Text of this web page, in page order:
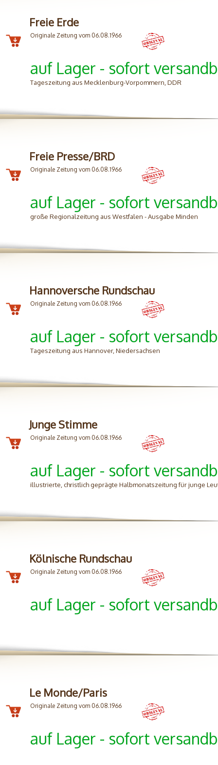
Freie Erde
Originale Zeitung vom 06.08.1966
auf Lager - sofort
Tageszeitung aus Mecklenburg-Vorpommern, DDR
Freie Presse/BRD
Originale Zeitung vom 06.08.1966
auf Lager - sofort
große Regionalzeitung aus Westfalen - Ausgabe Minden
Hannoversche Rundschau
Originale Zeitung vom 06.08.1966
auf Lager - sofort
Tageszeitung aus Hannover, Niedersachsen
Junge Stimme
Originale Zeitung vom 06.08.1966
auf Lager - sofort
illustrierte, christlich geprägte Halbmonatszeitung für junge
Kölnische Rundschau
Originale Zeitung vom 06.08.1966
auf Lager - sofort
Le Monde/Paris
Originale Zeitung vom 06.08.1966
auf Lager - sofort